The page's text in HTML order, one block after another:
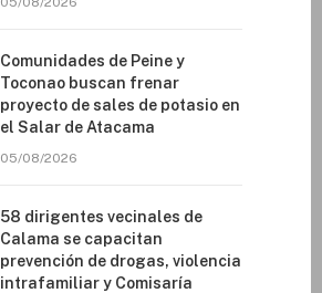
Comunidades de Peine y
Toconao buscan frenar
proyecto de sales de potasio en
el Salar de Atacama
05/08/2026
58 dirigentes vecinales de
Calama se capacitan
prevención de drogas, violencia
intrafamiliar y Comisaría